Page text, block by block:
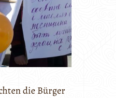
die Bürger